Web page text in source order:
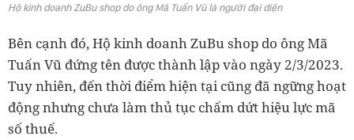
Hộ kinh doanh ZuBu shop do ông Mã Tuấn Vũ là người đại diện
Bên cạnh đó, Hộ kinh doanh ZuBu shop do ông Mã
Tuấn Vũ đứng tên được thành lập vào ngày 2/3/2023.
Tuy nhiên, đến thời điểm hiện tại cũng đã ngững hoạt
động nhưng chưa làm thủ tục chấm dứt hiệu lực mã
số thuế.